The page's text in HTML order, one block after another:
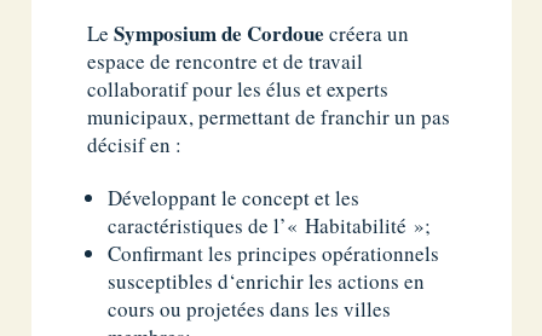
LeSymposium de Cordoue créera un
espace de rencontre et de travail
collaboratif pour les élus et experts
municipaux, permettant de franchir un pas
décisif en :
Développant le concept et les
caractéristiques de l’« Habitabilité »;
Confirmant les principes opérationnels
susceptibles d‘enrichir les actions en
cours ou projetées dans les villes